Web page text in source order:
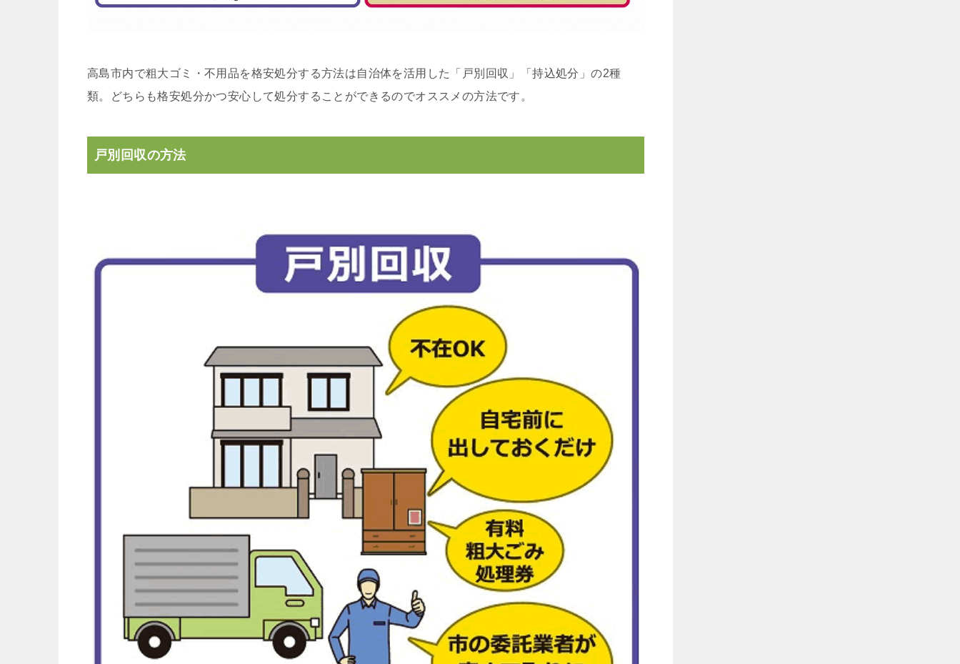
高島市内で粗大ゴミ・不用品を格安処分する方法は自治体を活用した「戸別回収」「持込処分」の2種
類。どちらも格安処分かつ安心して処分することができるのでオススメの方法です。
戸別回収の方法